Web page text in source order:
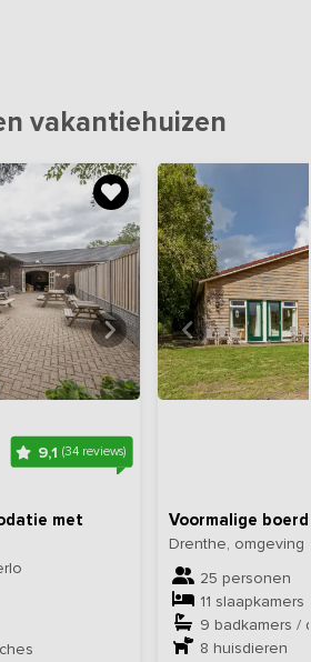
vakantiehuizen
9,1(34 reviews)
met
foto's
Voormalige
Drenthe, omgeving
25 personen
11 slaapkamers
9 badkamers /
8 huisdieren
Bekijk